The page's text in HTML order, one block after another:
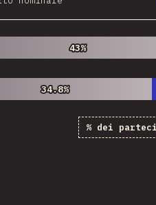
43%
43%
34.8%
34.8%
% dei